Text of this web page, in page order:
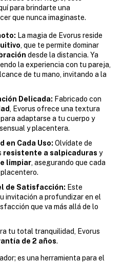
para brindarte una
que nunca imaginaste.
La magia de Evorus reside
, que te permite dominar
desde la distancia. Ya
la experiencia con tu pareja,
de tu mano, invitando a la
Delicada: Fabricado con
, Evorus ofrece una textura
adaptarse a tu cuerpo y
y placentera.
en Cada Uso: Olvídate de
resistente a salpicaduras y
limpiar, asegurando que cada
de Satisfacción: Este
invitación a profundizar en el
que va más allá de lo
tu total tranquilidad, Evorus
de 2 años.
es una herramienta para el